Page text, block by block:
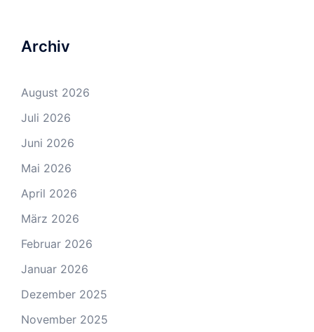
Archiv
August 2026
Juli 2026
Juni 2026
Mai 2026
April 2026
März 2026
Februar 2026
Januar 2026
Dezember 2025
November 2025